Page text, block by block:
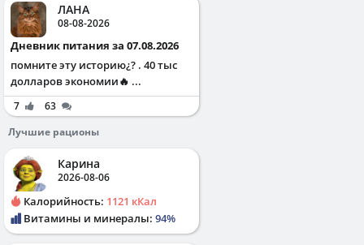
ЛАНА
08-08-2026
Дневник питания за 07.08.2026
помните эту историю¿? . 40 тыс
долларов экономии🔥 ...
7
63
Лучшие рационы
Карина
2026-08-06
Калорийность: 1121 кКал
Витамины и минералы: 94%